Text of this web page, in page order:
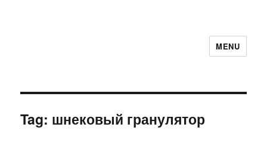
MENU
Tag: шнековый гранулятор